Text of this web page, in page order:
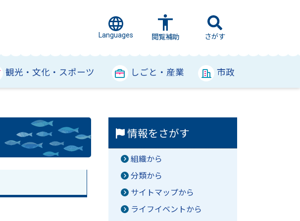
Languages 閲覧補助 さがす
観光・文化・スポーツ しごと・産業 市政
情報をさがす
組織から
分類から
サイトマップから
ライフイベントから